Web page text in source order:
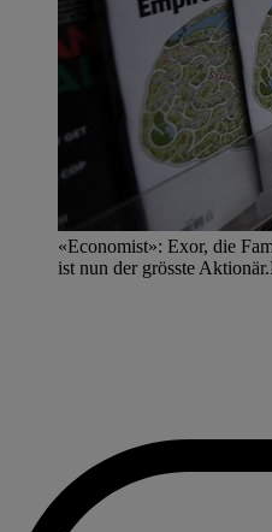
«Economist»: Exor, die
ist nun der grösste